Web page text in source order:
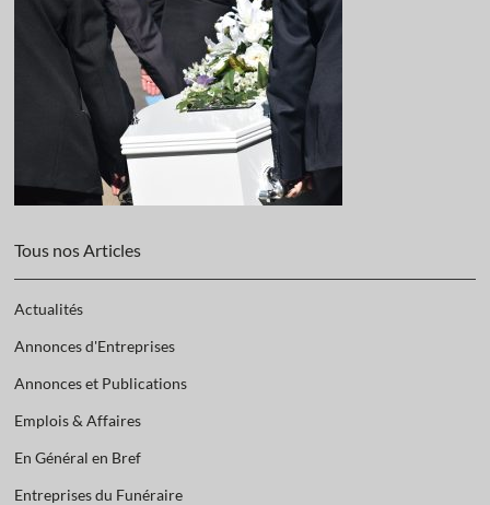
Tous nos Articles
Actualités
Annonces d'Entreprises
Annonces et Publications
Emplois & Affaires
En Général en Bref
Entreprises du Funéraire